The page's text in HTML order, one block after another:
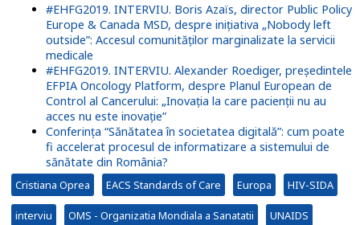
#EHFG2019. INTERVIU. Boris Azaïs, director Public Policy
Europe & Canada MSD, despre inițiativa „Nobody left
outside”: Accesul comunităților marginalizate la servicii
medicale
#EHFG2019. INTERVIU. Alexander Roediger, președintele
EFPIA Oncology Platform, despre Planul European de
Control al Cancerului: „Inovația la care pacienții nu au
acces nu este inovație”
Conferința “Sănătatea în societatea digitală”: cum poate
fi accelerat procesul de informatizare a sistemului de
sănătate din România?
Cristiana Oprea EACS Standards of Care Europa HIV-SIDA
interviu OMS - Organizatia Mondiala a Sanatatii UNAIDS